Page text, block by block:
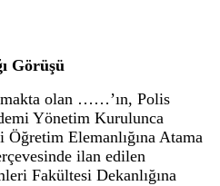
Görüşü
olan ……’ın, Polis
Yönetim Kurulunca
Elemanlığına Atama
ilan edilen
Fakültesi Dekanlığına